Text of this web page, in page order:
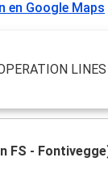
en Google Maps
FS -